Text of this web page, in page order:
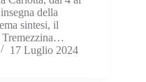
della
sintesi, il
Tremezzina…
17 Luglio 2024